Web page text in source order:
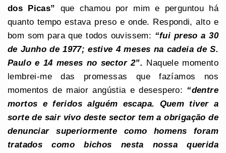
dos Picas” que chamou por mim e perguntou há
quanto tempo estava preso e onde. Respondi, alto e
bom som para que todos ouvissem: “fui preso a 30
de Junho de 1977; estive 4 meses na cadeia de S.
Paulo e 14 meses no sector 2”. Naquele momento
lembrei-me das promessas que fazíamos nos
momentos de maior angústia e desespero: “dentre
mortos e feridos alguém escapa. Quem tiver a
sorte de sair vivo deste sector tem a obrigação de
denunciar superiormente como homens foram
tratados como bichos nesta nossa querida